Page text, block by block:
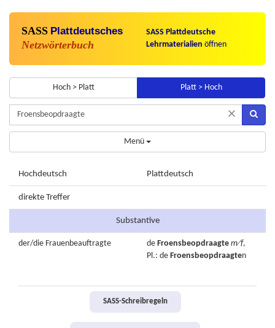
SASS Plattdeutsches
Netzwörterbuch
SASS Plattdeutsche
Lehrmaterialien öffnen
Hoch > Platt Platt > Hoch
×
Menü
Hochdeutsch Plattdeutsch
direkte Treffer
Substantive
der/die Frauenbeauftragte de Froensbeopdraagte m⁄f,
Pl.: de Froensbeopdraagten
SASS-Schreibregeln